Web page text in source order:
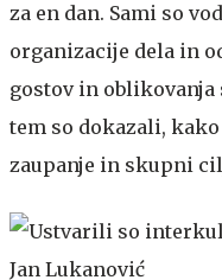
za en dan. Sami so
organizacije dela in
gostov in oblikovanja
tem so dokazali,
zaupanje in skupni